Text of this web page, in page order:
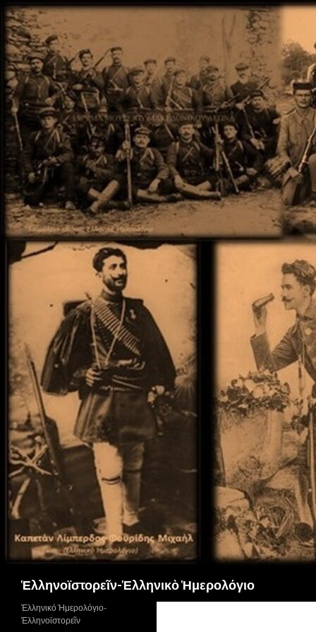
Ἑλληνοϊστορεῖν-Ἑλληνικὸ Ἡμερολόγιο
Ἑλληνικό Ἡμερολόγιο-
Ἑλληνοϊστορεῖν